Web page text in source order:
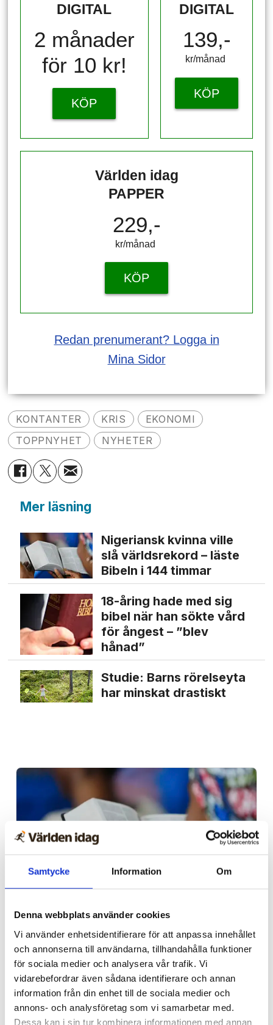
Samtycke Information Om
Denna webbplats använder cookies
Vi använder enhetsidentifierare för att anpassa innehållet
och annonserna till användarna, tillhandahålla funktioner
för sociala medier och analysera vår trafik. Vi
vidarebefordrar även sådana identifierare och annan
information från din enhet till de sociala medier och
annons- och analysföretag som vi samarbetar med.
Dessa kan i sin tur kombinera informationen med annan
DIGITAL
2 månader
för 10 kr!
KÖP
DIGITAL
139,-
kr/månad ​​​​​​
KÖP
Världen idag
PAPPER
229,-
kr/månad ​​​​​​
KÖP
Redan prenumerant? Logga in
Mina Sidor
KONTANTER KRIS
EKONOMI
TOPPNYHET
NYHETER
Mer läsning
Nigeriansk kvinna ville
slå världs­rekord – läste
Bibeln i 144 timmar
18-åring hade med sig
bibel när han sökte vård
för ångest – ”blev
hånad”
Studie: Barns rörelseyta
har minskat drastiskt
Afrika
Nigeriansk kvinna ville
slå världs­rekord – läste
Bibeln i 144 timmar